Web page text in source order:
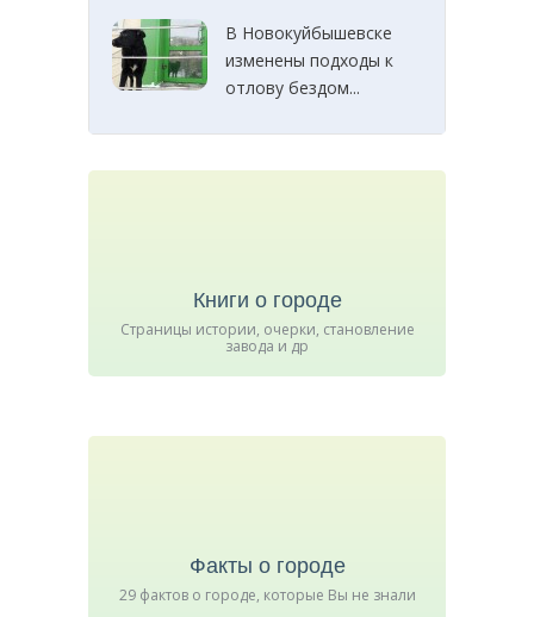
В Новокуйбышевске
изменены подходы к
отлову бездом...
Книги о городе
Страницы истории, очерки, становление
завода и др
Факты о городе
29 фактов о городе, которые Вы не знали